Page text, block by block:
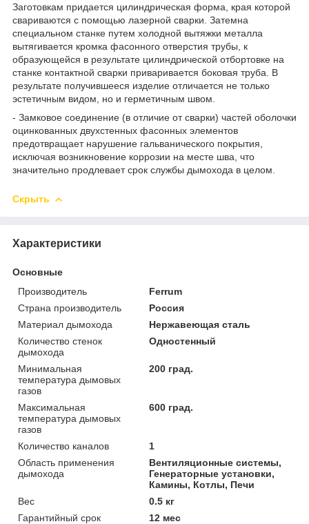
Заготовкам придается цилиндрическая форма, края которой
свариваются с помощью лазерной сварки. Затемна
специальном станке путем холодной вытяжки металла
вытягивается кромка фасонного отверстия трубы, к
образующейся в результате цилиндрической отбортовке на
станке контактной сварки приваривается боковая труба. В
результате получившееся изделие отличается не только
эстетичным видом, но и герметичным швом.
- Замковое соединение (в отличие от сварки) частей оболочки
оцинкованных двухстенных фасонных элементов
предотвращает нарушение гальванического покрытия,
исключая возникновение коррозии на месте шва, что
значительно продлевает срок службы дымохода в целом.
Скрыть
Характеристики
Основные
Производитель
Ferrum
Страна производитель
Россия
Материал дымохода
Нержавеющая сталь
Количество стенок
дымохода
Одностенный
Минимальная
температура дымовых
газов
200 град.
Максимальная
температура дымовых
газов
600 град.
Количество каналов
1
Область применения
дымохода
Вентиляционные системы,
Генераторные установки,
Камины, Котлы, Печи
Вес
0.5 кг
Гарантийный срок
12 мес